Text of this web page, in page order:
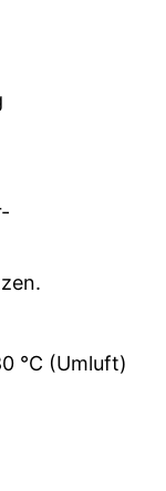
°C (Umluft)